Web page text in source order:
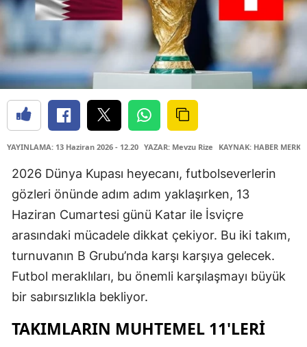
YAYINLAMA: 13 Haziran 2026 - 12.20 YAZAR: Mevzu Rize KAYNAK: HABER
2026 Dünya Kupası heyecanı, futbolseverlerin
gözleri önünde adım adım yaklaşırken, 13
Haziran Cumartesi günü Katar ile İsviçre
arasındaki mücadele dikkat çekiyor. Bu iki takım,
turnuvanın B Grubu’nda karşı karşıya gelecek.
Futbol meraklıları, bu önemli karşılaşmayı büyük
bir sabırsızlıkla bekliyor.
TAKIMLARIN MUHTEMEL 11'LERI